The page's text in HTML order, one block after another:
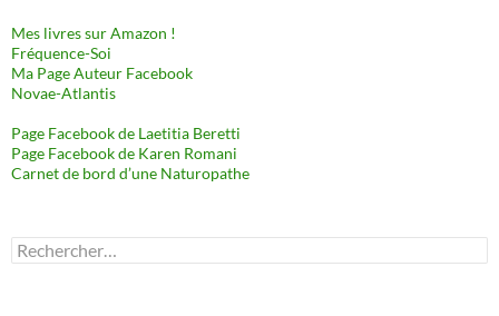
Mes livres sur Amazon !
Fréquence-Soi
Ma Page Auteur Facebook
Novae-Atlantis
Page Facebook de Laetitia Beretti
Page Facebook de Karen Romani
Carnet de bord d’une Naturopathe
Rechercher :